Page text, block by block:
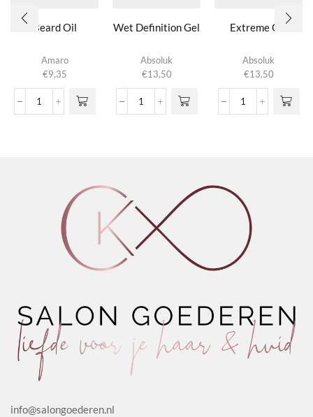
Beard Oil
Amaro
€9,35
Beard
Wet Definition Gel
Absoluk
€13,50
Wet
Extreme Gel
Absoluk
€13,50
Extreme
info@salongoederen.nl